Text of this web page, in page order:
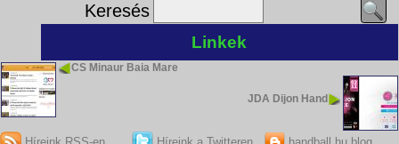
Keresés
Linkek
CS Minaur Baia Mare
JDA Dijon Hand